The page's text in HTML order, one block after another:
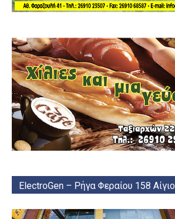
ElectroGen – Ρήγα Φεραίου 158 Αίγιο